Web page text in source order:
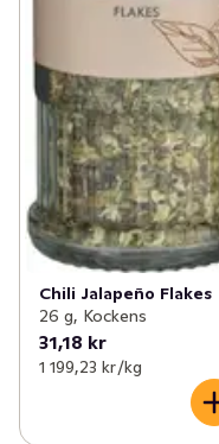
Chili Jalapeño Flakes
26 g, Kockens
31,18 kr
1 199,23 kr /kg